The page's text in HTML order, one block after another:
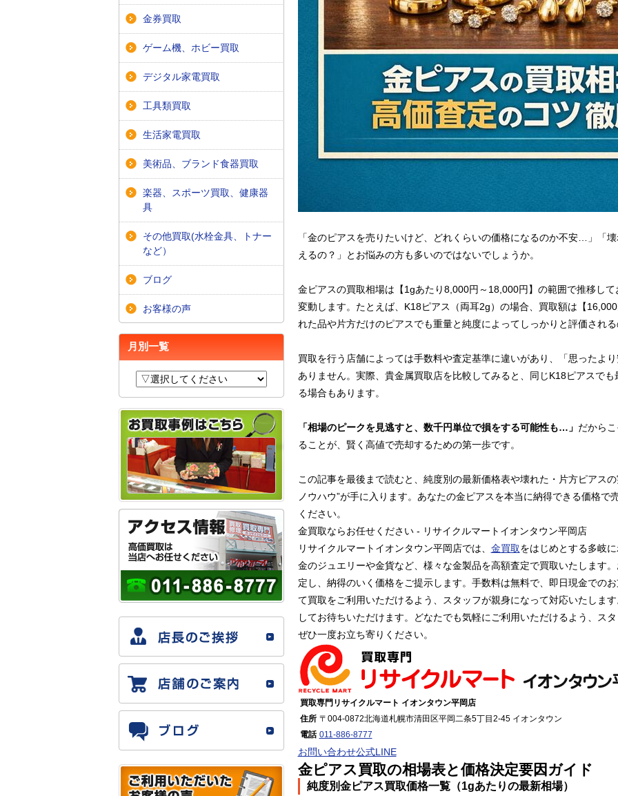
「金のピアスを売りたいけど、どれくらいの価格になるのか不安…」「
えるの？」とお悩みの方も多いのではないでしょうか。
金ピアスの買取相場は【1gあたり8,000円～18,000円】の範囲で推移し
変動します。たとえば、K18ピアス（両耳2g）の場合、買取額は【
れた品や片方だけのピアスでも重量と純度によってしっかりと評価される
買取を行う店舗によっては手数料や査定基準に違いがあり、「思ったよ
ありません。実際、貴金属買取店を比較してみると、同じK18ピアスで
る場合もあります。
「相場のピークを見逃すと、数千円単位で損をする可能性も…」 だから
ることが、賢く高値で売却するための第一歩です。
この記事を最後まで読むと、純度別の最新価格表や壊れた・片方ピアス
ノウハウ”が手に入ります。あなたの金ピアスを本当に納得できる価格
ください。
金買取ならお任せください - リサイクルマートイオンタウン平岡店
リサイクルマートイオンタウン平岡店では、 金買取をはじめとする多岐
金のジュエリーや金貨など、様々な金製品を高額査定で買取いたします
定し、納得のいく価格をご提示します。手数料は無料で、即日現金での
て買取をご利用いただけるよう、スタッフが親身になって対応いたしま
してお待ちいただけます。どなたでも気軽にご利用いただけるよう、ス
ぜひ一度お立ち寄りください。
買取専門リサイクルマート イオンタウン平岡店
住所 〒004-0872北海道札幌市清田区平岡二条5丁目2-45 イオンタウン
電話 011-886-8777
お問い合わせ公式LINE
金ピアス買取の相場表と価格決定要因ガイド
純度別金ピアス買取価格一覧（1gあたりの最新相場）
金券買取
ゲーム機、ホビー買取
デジタル家電買取
工具類買取
生活家電買取
美術品、ブランド食器買取
楽器、スポーツ買取、健康器
具
その他買取(水栓金具、トナー
など）
ブログ
お客様の声
月別一覧